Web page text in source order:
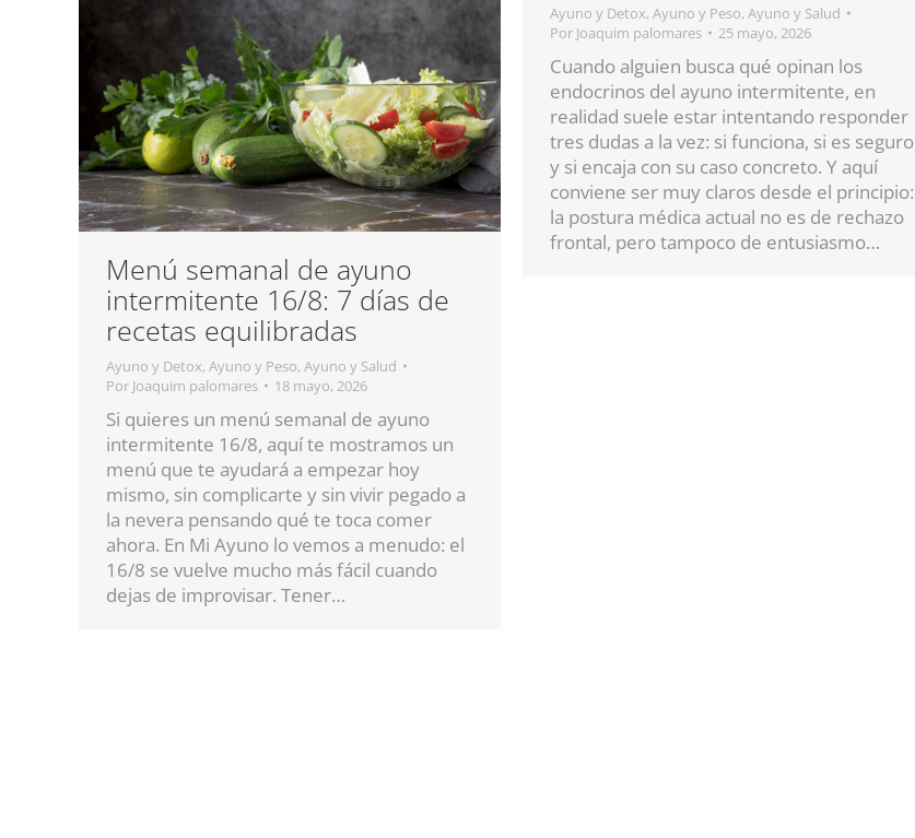
Ayuno y Detox, Ayuno y Peso, Ayuno y Salud
Por Joaquim palomares 25 mayo, 2026
Cuando alguien busca qué opinan los
endocrinos del ayuno intermitente, en
realidad suele estar intentando responder
tres dudas a la vez: si funciona, si es seguro
y si encaja con su caso concreto. Y aquí
conviene ser muy claros desde el principio:
la postura médica actual no es de rechazo
frontal, pero tampoco de entusiasmo…
Menú semanal de ayuno
intermitente 16/8: 7 días de
recetas equilibradas
Ayuno y Detox, Ayuno y Peso, Ayuno y Salud
Por Joaquim palomares 18 mayo, 2026
Si quieres un menú semanal de ayuno
intermitente 16/8, aquí te mostramos un
menú que te ayudará a empezar hoy
mismo, sin complicarte y sin vivir pegado a
la nevera pensando qué te toca comer
ahora. En Mi Ayuno lo vemos a menudo: el
16/8 se vuelve mucho más fácil cuando
dejas de improvisar. Tener…